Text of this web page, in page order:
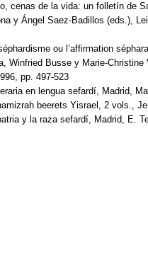
cenas de la vida: un folletín de
y Ángel Saez-Badillos (eds.),
ou l’affirmation
Winfried Busse y Marie-
pp. 497-523
en lengua sefardí, Madrid,
beerets Yisrael, 2 vols.,
y la raza sefardí, Madrid, E.